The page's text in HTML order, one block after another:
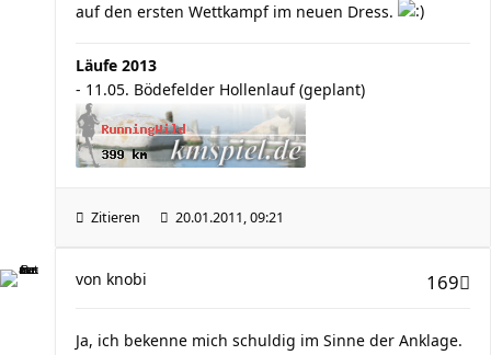
auf den ersten Wettkampf im neuen Dress.
Läufe 2013
- 11.05. Bödefelder Hollenlauf (geplant)
Zitieren 20.01.2011, 09:21
169
von knobi
Ja, ich bekenne mich schuldig im Sinne der Anklage.